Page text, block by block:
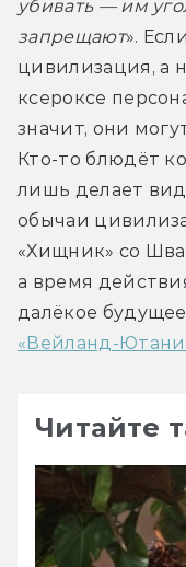
убивать — им
запрещают».
цивилизация, а
ксероксе
значит, они
Кто-то блюдёт
лишь делает
обычаи
«Хищник» со
а время
далёкое
«Вейланд-
Читайте